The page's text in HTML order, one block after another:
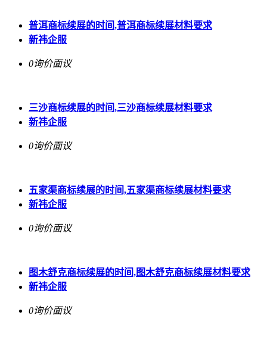
普洱商标续展的时间,普洱商标续展材料要求
新祎企服
0询价面议
三沙商标续展的时间,三沙商标续展材料要求
新祎企服
0询价面议
五家渠商标续展的时间,五家渠商标续展材料要求
新祎企服
0询价面议
图木舒克商标续展的时间,图木舒克商标续展材料要求
新祎企服
0询价面议